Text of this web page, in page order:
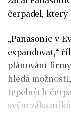
čerpadel, který
„Panasonic v
expandovat,“
plánování firmy
hledá
tepelných
svým